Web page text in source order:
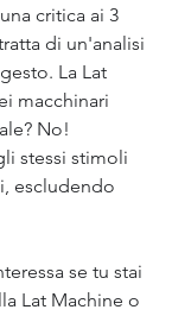
critica ai 3
di un'analisi
La Lat
macchinari
No!
stessi stimoli
escludendo
se tu stai
Lat Machine o